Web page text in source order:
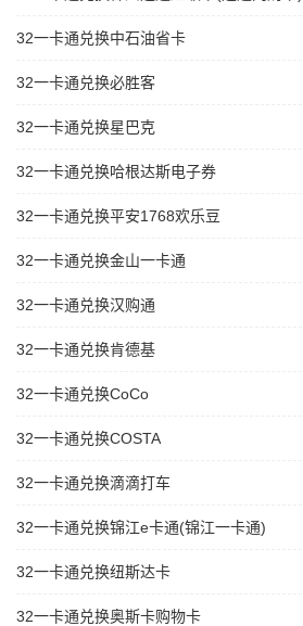
32一卡通兑换中石油省卡
32一卡通兑换必胜客
32一卡通兑换星巴克
32一卡通兑换哈根达斯电子券
32一卡通兑换平安1768欢乐豆
32一卡通兑换金山一卡通
32一卡通兑换汉购通
32一卡通兑换肯德基
32一卡通兑换CoCo
32一卡通兑换COSTA
32一卡通兑换滴滴打车
32一卡通兑换锦江e卡通(锦江一卡通)
32一卡通兑换纽斯达卡
32一卡通兑换奥斯卡购物卡